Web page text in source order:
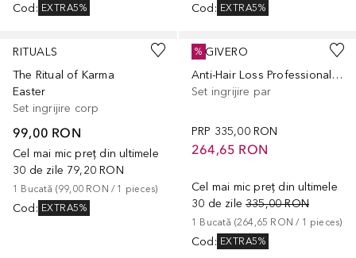
Cod : EXTRA5% Cod : EXTRA5%
RITUALS
The Ritual of Karma
Easter
Set ingrijire corp
99,00 RON
Cel mai mic preț din ultimele
30 de zile 79,20 RON
1 Bucată (99,00 RON / 1 pieces)
Cod : EXTRA5%
REGIVERO
Anti-Hair Loss Professional Treatment Gift Set
Set ingrijire par
PRP 335,00 RON
264,65 RON
Cel mai mic preț din ultimele
30 de zile 335,00 RON
1 Bucată (264,65 RON / 1 pieces)
Cod : EXTRA5%
%